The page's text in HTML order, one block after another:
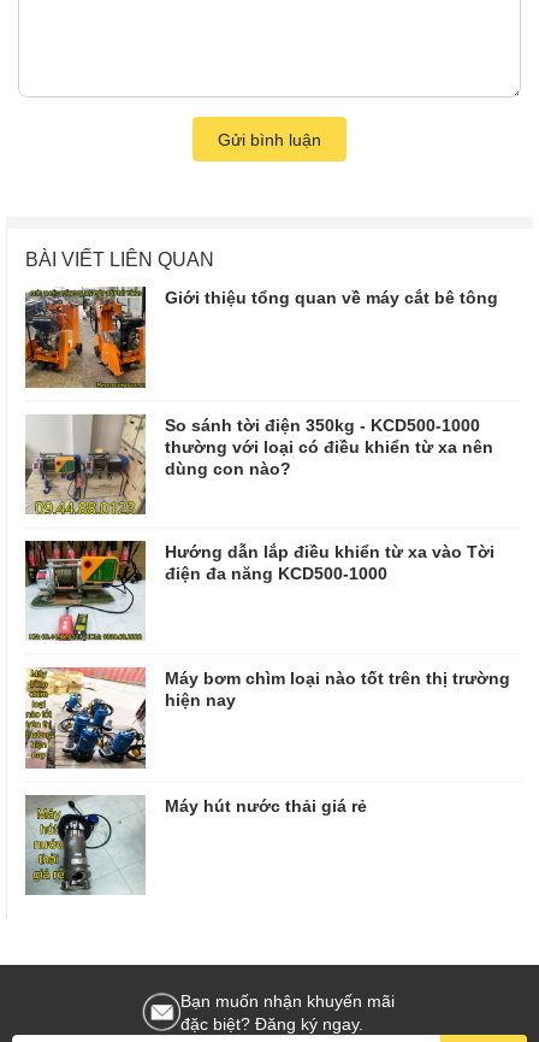
Gửi bình luận
BÀI VIẾT LIÊN QUAN
Giới thiệu tổng quan về máy cắt bê tông
So sánh tời điện 350kg - KCD500-1000
thường với loại có điều khiển từ xa nên
dùng con nào?
Hướng dẫn lắp điều khiển từ xa vào Tời
điện đa năng KCD500-1000
Máy bơm chìm loại nào tốt trên thị trường
hiện nay
Máy hút nước thải giá rẻ
Bạn muốn nhận khuyến mãi
đặc biệt? Đăng ký ngay.